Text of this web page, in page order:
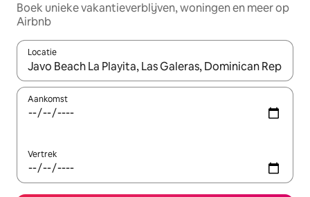
Boek unieke vakantieverblijven, woningen en meer op
Airbnb
Locatie
Wanneer er suggesties beschikbaar zijn, maak je een keuze
Aankomst
Vertrek